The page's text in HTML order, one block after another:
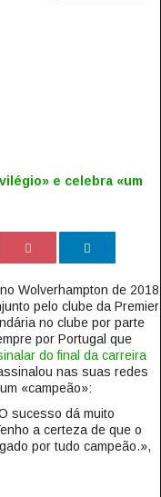
e celebra «um
Wolverhampton de 2018
pelo clube da Premier
no clube por parte
por Portugal que
do final da carreira
nas suas redes
«campeão»:
sucesso dá muito
a certeza de que o
por tudo campeão.»,